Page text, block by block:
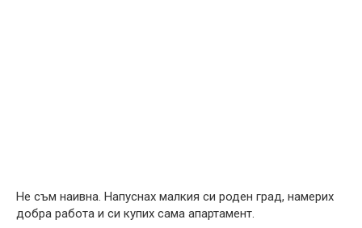
Не съм наивна. Напуснах малкия си роден град, намерих
добра работа и си купих сама апартамент.